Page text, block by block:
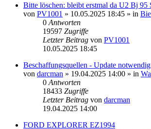
Bitte löschen: bleibt erstmal da U2 Bj 95
von PV1001 » 10.05.2025 18:45 » in
0 Antworten
19597 Zugriffe
Letzter Beitrag von PV1001
10.05.2025 18:45
Beschaffungsquellen - Update notwendig
von darcman » 19.04.2025 14:00 » in
0 Antworten
18433 Zugriffe
Letzter Beitrag von darcman
19.04.2025 14:00
FORD EXPLORER EZ1994